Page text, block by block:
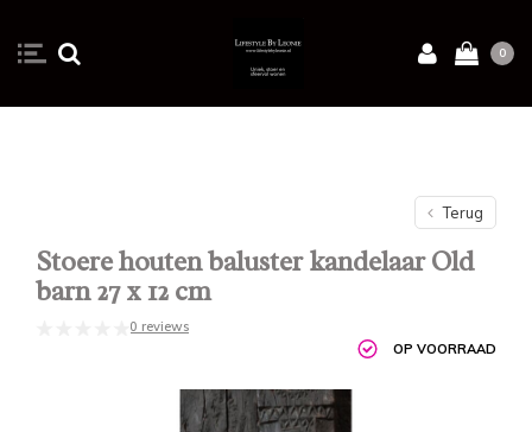
0
Terug
Stoere houten baluster kandelaar Old
barn 27 x 12 cm
0 reviews
OP VOORRAAD